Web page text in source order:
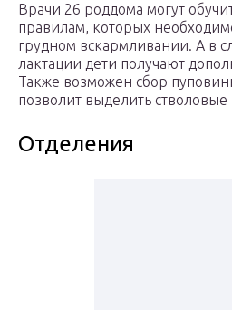
Врачи 26 роддома могут
правилам, которых
грудном вскармливании. А в
лактации дети получают
Также возможен сбор
позволит выделить стволовые
Отделения